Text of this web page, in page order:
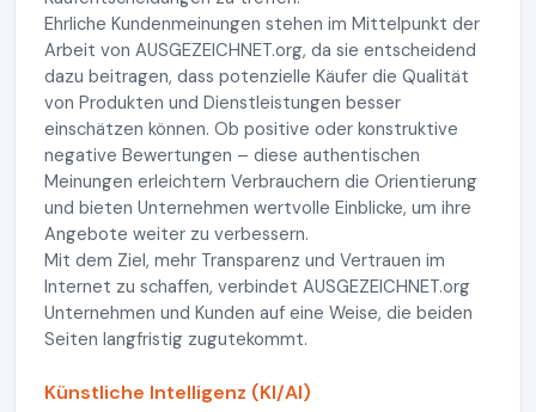
Ehrliche Kundenmeinungen stehen im Mittelpunkt der
Arbeit von AUSGEZEICHNET.org, da sie entscheidend
dazu beitragen, dass potenzielle Käufer die Qualität
von Produkten und Dienstleistungen besser
einschätzen können. Ob positive oder konstruktive
negative Bewertungen – diese authentischen
Meinungen erleichtern Verbrauchern die Orientierung
und bieten Unternehmen wertvolle Einblicke, um ihre
Angebote weiter zu verbessern.
Mit dem Ziel, mehr Transparenz und Vertrauen im
Internet zu schaffen, verbindet AUSGEZEICHNET.org
Unternehmen und Kunden auf eine Weise, die beiden
Seiten langfristig zugutekommt.
Künstliche Intelligenz (KI/AI)